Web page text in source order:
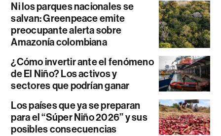
Ni los parques nacionales se
salvan: Greenpeace emite
preocupante alerta sobre
Amazonía colombiana
¿Cómo invertir ante el fenómeno
de El Niño? Los activos y
sectores que podrían ganar
Los países que ya se preparan
para el “Súper Niño 2026” y sus
posibles consecuencias